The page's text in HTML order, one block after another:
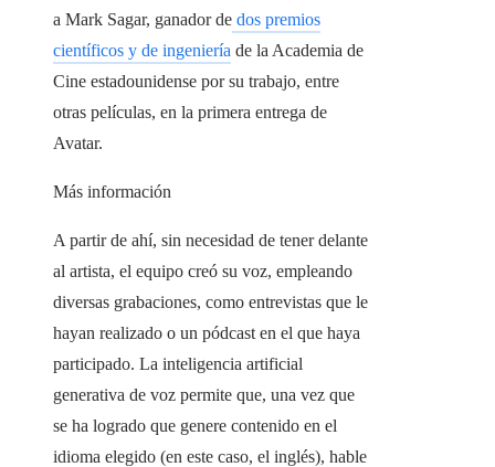
a Mark Sagar, ganador de dos premios
científicos y de ingeniería de la Academia de
Cine estadounidense por su trabajo, entre
otras películas, en la primera entrega de
Avatar.
Más información
A partir de ahí, sin necesidad de tener delante
al artista, el equipo creó su voz, empleando
diversas grabaciones, como entrevistas que le
hayan realizado o un pódcast en el que haya
participado. La inteligencia artificial
generativa de voz permite que, una vez que
se ha logrado que genere contenido en el
idioma elegido (en este caso, el inglés), hable